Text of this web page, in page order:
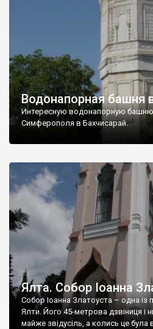
Водонапорная башня
Интересную водонапорную
Симферополя в Бахчисарай.
Ялта. Собор Іоанна
Собор Іоанна Златоуста – одна
Ялти. Його 45-метрова дзвіниця і
майже звідусіль, а колись це була